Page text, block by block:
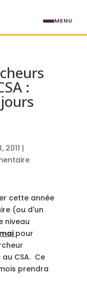
:
2011 |
cette année
(ou d'un
niveau
pour
CSA. Ce
prendra
MENU